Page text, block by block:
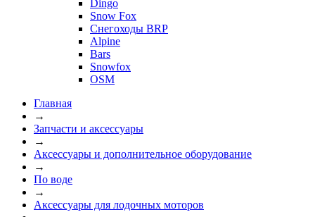
Dingo
Snow Fox
Снегоходы BRP
Alpine
Bars
Snowfox
OSM
Главная
→
Запчасти и аксессуары
→
Аксессуары и дополнительное оборудование
→
По воде
→
Аксессуары для лодочных моторов